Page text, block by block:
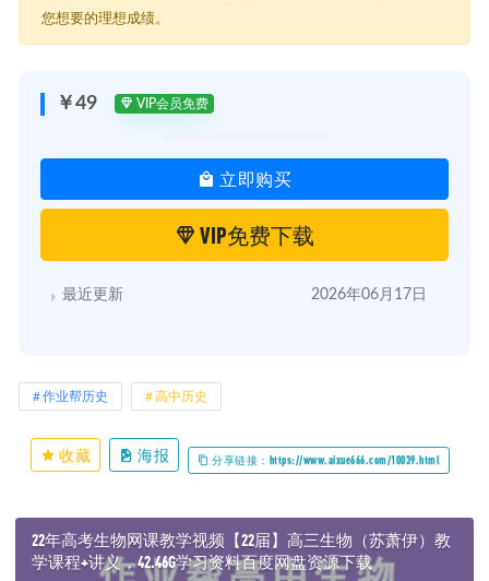
│ ├─ 05.【通史整合】正反方向捋清宋元时期封建社会的浮沉.mp4
│ ├─ 09.【通史整合】时空法纵贯近代史（1840-1894年）.mp4
│ ├─ 10.【赠】期中复习(10).mp4
│ ├─ 11.【通史整合】时空法纵贯近代史（1894-1912年）.mp4
│ ├─ 12.【通史整合】时空法纵贯近代史（1912-1927年）.mp4
│ ├─ 13.【通史整合】时空法纵贯近代史（1927-1949年）.mp4
│ ├─ 14.【通史整合】新中国社会主义曲折建设（1949-1978
│ ├─ 15.【通史整合】改革开放新时期的伟大成就（1978年至
│ ├─ 16.【坑点扫雷】近代史高频易错题型特训.mp4
│ │ ├─ 01.近代中国材料题模板应用.mp4
│ │ ├─ 01.近代中国材料题模板应用.pdf
│ │ └─ 02.近代中国材料题金句点睛.pdf
│ ├─ 【秋季期中冲刺】近代国材料分析答题快功
│ │ ├─ 02.近代中国材料题金句点睛.mp4
│ │ └─ 02.近代中国材料题金句点睛.pdf
│ ├─ 讲义
您想要的理想成绩。
￥49 VIP会员免费
立即购买
VIP免费下载
最近更新 2026年06月17日
作业帮历史 高中历史
收藏 海报 分享链接：https://www.aixue666.com/10039.html
22年高考生物网课教学视频【22届】高三生物（苏萧伊）教
学课程+讲义，42.46G学习资料百度网盘资源下载